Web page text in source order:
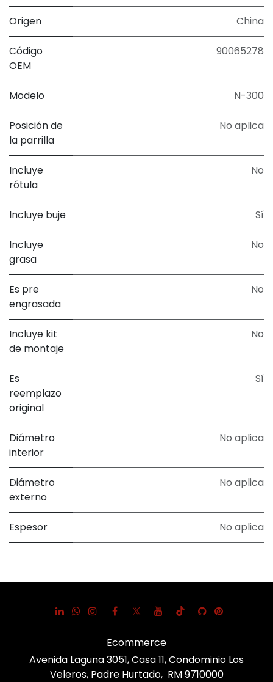
Origen China
Código
OEM
90065278
Modelo N-300
Posición de
la parrilla
No aplica
Incluye
rótula
No
Incluye buje Sí
Incluye
grasa
No
Es pre
engrasada
No
Incluye kit
de montaje
No
Es
reemplazo
original
Sí
Diámetro
interior
No aplica
Diámetro
externo
No aplica
Espesor No aplica
Ecommerce
Avenida Laguna 3051, Casa 11, Condominio Los
Veleros, Padre Hurtado, RM 9710000